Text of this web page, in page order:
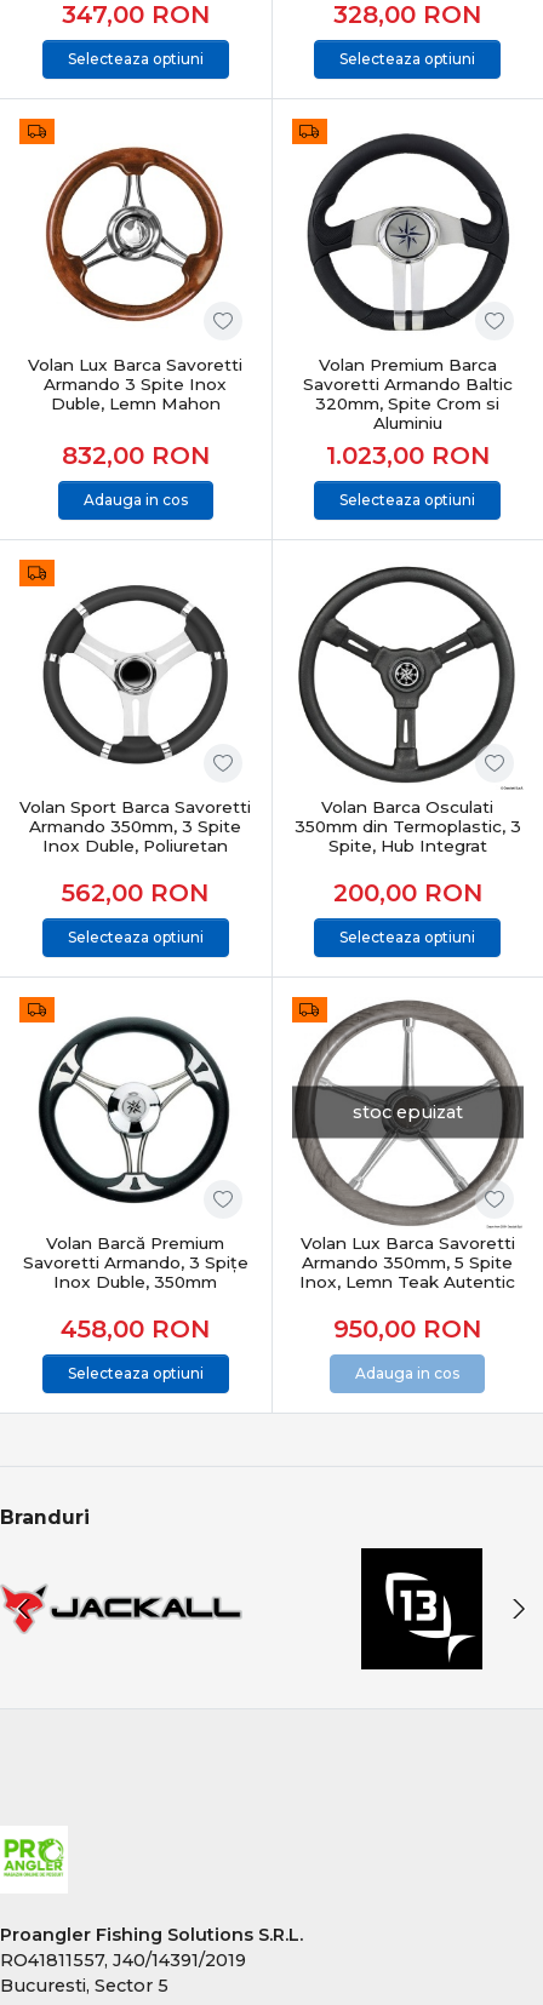
347,00 RON
Selecteaza optiuni
328,00 RON
Selecteaza optiuni
Volan Lux Barca Savoretti
Armando 3 Spite Inox
Duble, Lemn Mahon
832,00 RON
Adauga in cos
Volan Premium Barca
Savoretti Armando Baltic
320mm, Spite Crom si
Aluminiu
1.023,00 RON
Selecteaza optiuni
Volan Sport Barca Savoretti
Armando 350mm, 3 Spite
Inox Duble, Poliuretan
562,00 RON
Selecteaza optiuni
Volan Barca Osculati
350mm din Termoplastic, 3
Spite, Hub Integrat
200,00 RON
Selecteaza optiuni
Volan Barcă Premium
Savoretti Armando, 3 Spițe
Inox Duble, 350mm
458,00 RON
Selecteaza optiuni
stoc epuizat
Volan Lux Barca Savoretti
Armando 350mm, 5 Spite
Inox, Lemn Teak Autentic
950,00 RON
Adauga in cos
Branduri
Proangler Fishing Solutions S.R.L.
RO41811557, J40/14391/2019
Bucuresti, Sector 5